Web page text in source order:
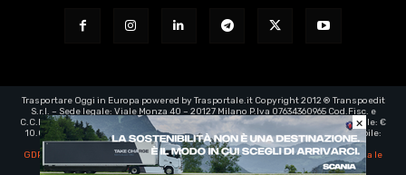
Trasportare Oggi in Europa powered by Trasportale.it Copyright 2012 ® Transpoedit
S.r.l. – Sede legale: Viale Monza 40 – 20127 Milano P.Iva 07634360965 Cod.Fisc. e
C.C.I.A.A. Milano registro imprese: 07634360965 – Rea n° 1973199 - Capitale Sociale: €
10.000,00 – e-mail certificata:transpoedit@legalmail.it- Direttore responsabile:
Luca Barassi
GDPR | EU Regolamento generale sulla protezione dei dati personali-Aggiorna le
impostazioni di tracciamento della pubblicità
×